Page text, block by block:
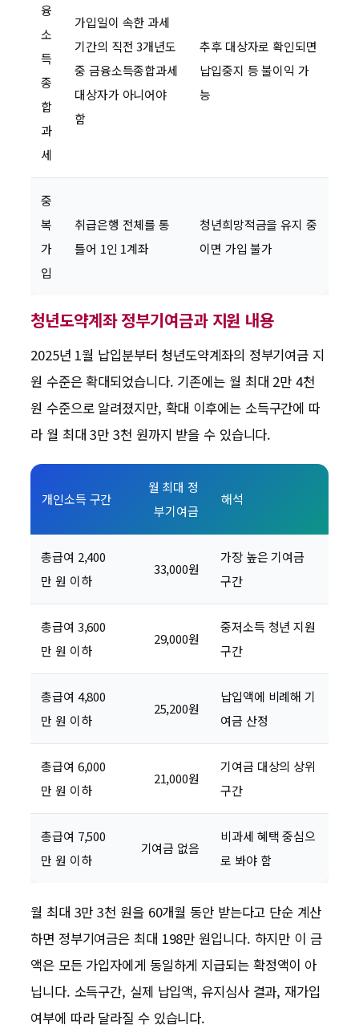
융
소
득
종
합
과
세
가입일이 속한 과세
기간의 직전 3개년도
중 금융소득종합과세
대상자가 아니어야
함
추후 대상자로 확인되면
납입중지 등 불이익 가
능
중
복
가
입
취급은행 전체를 통
틀어 1인 1계좌
청년희망적금을 유지 중
이면 가입 불가
청년도약계좌 정부기여금과 지원 내용
2025년 1월 납입분부터 청년도약계좌의 정부기여금 지
원 수준은 확대되었습니다. 기존에는 월 최대 2만 4천
원 수준으로 알려졌지만, 확대 이후에는 소득구간에 따
라 월 최대 3만 3천 원까지 받을 수 있습니다.
개인소득 구간
월 최대 정
부기여금
해석
총급여 2,400
만 원 이하
33,000원
가장 높은 기여금
구간
총급여 3,600
만 원 이하
29,000원
중저소득 청년 지원
구간
총급여 4,800
만 원 이하
25,200원
납입액에 비례해 기
여금 산정
총급여 6,000
만 원 이하
21,000원
기여금 대상의 상위
구간
총급여 7,500
만 원 이하
기여금 없음
비과세 혜택 중심으
로 봐야 함
월 최대 3만 3천 원을 60개월 동안 받는다고 단순 계산
하면 정부기여금은 최대 198만 원입니다. 하지만 이 금
액은 모든 가입자에게 동일하게 지급되는 확정액이 아
닙니다. 소득구간, 실제 납입액, 유지심사 결과, 재가입
여부에 따라 달라질 수 있습니다.